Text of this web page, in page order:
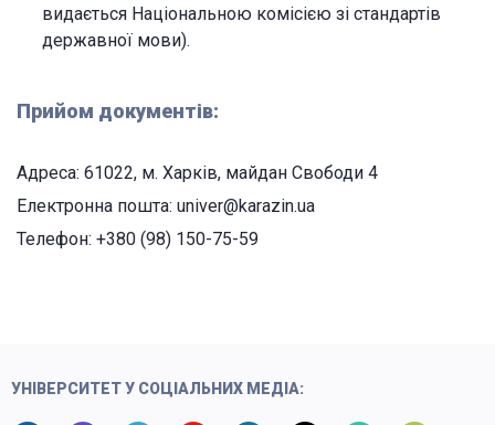
видається Національною комісією зі стандартів
державної мови).
Прийом документів:
Адреса: 61022, м. Харків, майдан Свободи 4
Електронна пошта: univer@karazin.ua
Телефон: +380 (98) 150-75-59
УНІВЕРСИТЕТ У СОЦІАЛЬНИХ МЕДІА: